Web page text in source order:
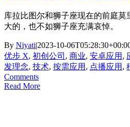
库拉比图尔和狮子座现在的前庭
大的，也不如狮子座充满哀悼。
By Niyati|2023-10-
优步 X, 初创公司 , 商业, 安卓应用 ,
发理念, 技术, 按需应用 , 点播应用 ,
Comments
Read More